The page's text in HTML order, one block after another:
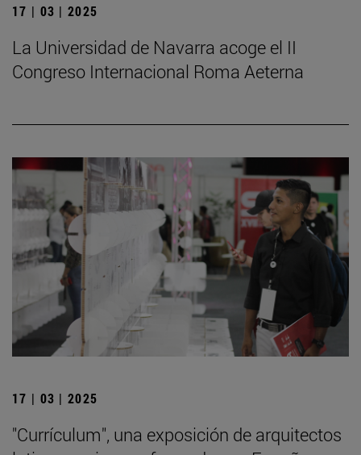
17 | 03 | 2025
La Universidad de Navarra acoge el II
Congreso Internacional Roma Aeterna
17 | 03 | 2025
"Currículum", una exposición de arquitectos